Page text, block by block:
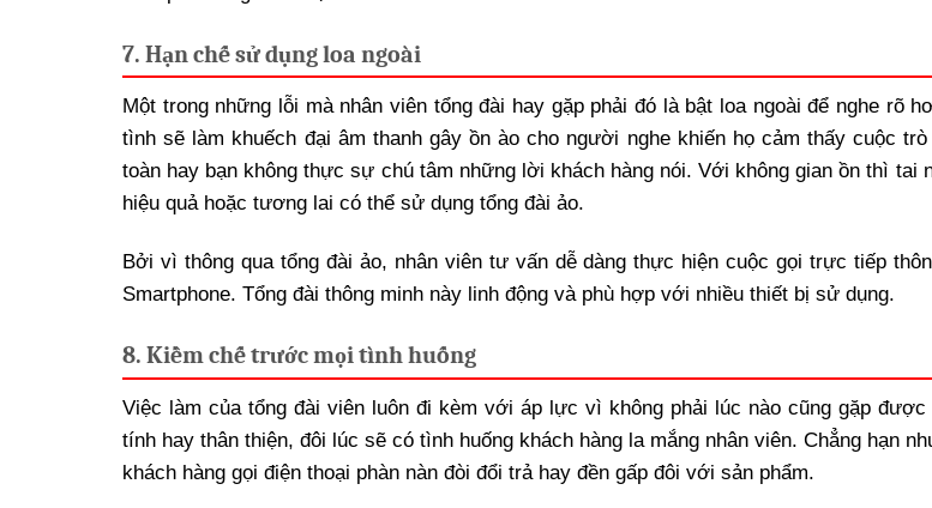
7. Hạn chế sử dụng loa ngoài
Một trong những lỗi mà nhân viên tổng đài hay gặp phải đó là bật loa ngoài để nghe rõ
tình sẽ làm khuếch đại âm thanh gây ồn ào cho người nghe khiến họ cảm thấy cuộc
toàn hay bạn không thực sự chú tâm những lời khách hàng nói. Với không gian ồn thì tai
hiệu quả hoặc tương lai có thể sử dụng tổng đài ảo.
Bởi vì thông qua tổng đài ảo, nhân viên tư vấn dễ dàng thực hiện cuộc gọi trực tiếp
Smartphone. Tổng đài thông minh này linh động và phù hợp với nhiều thiết bị sử dụng.
8. Kiềm chế trước mọi tình huống
Việc làm của tổng đài viên luôn đi kèm với áp lực vì không phải lúc nào cũng gặp được
tính hay thân thiện, đôi lúc sẽ có tình huống khách hàng la mắng nhân viên. Chẳng hạn
khách hàng gọi điện thoại phàn nàn đòi đổi trả hay đền gấp đôi với sản phẩm.